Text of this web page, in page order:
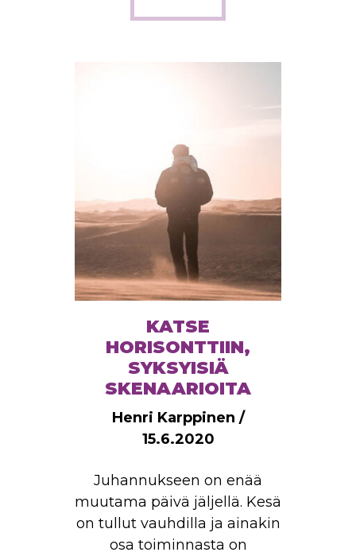
KATSE
HORISONTTIIN,
SYKSYISIÄ
SKENAARIOITA
Henri Karppinen /
15.6.2020
Juhannukseen on enää
muutama päivä jäljellä. Kesä
on tullut vauhdilla ja ainakin
osa toiminnasta on